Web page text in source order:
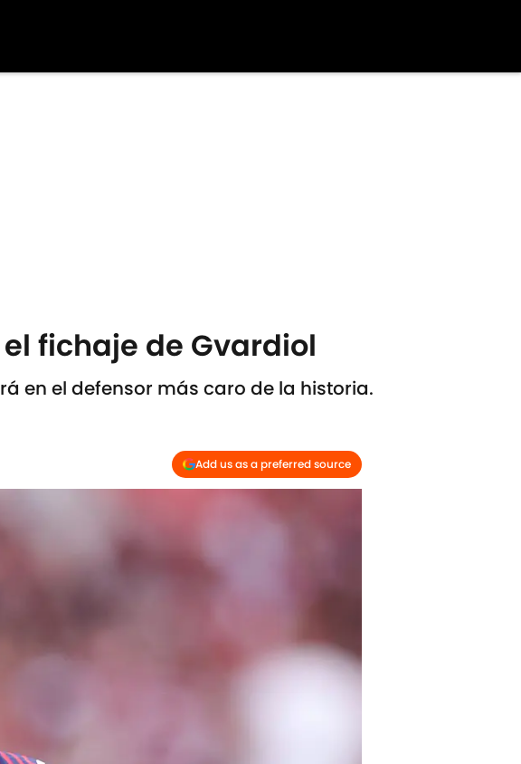
fichaje de Gvardiol
en el defensor más caro de la historia.
Add us as a preferred source